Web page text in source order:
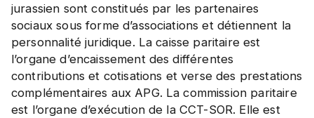
jurassien sont constitués par les partenaires
sociaux sous forme d’associations et détiennent la
personnalité juridique. La caisse paritaire est
l’organe d’encaissement des différentes
contributions et cotisations et verse des prestations
complémentaires aux APG. La commission paritaire
est l’organe d’exécution de la CCT-SOR. Elle est